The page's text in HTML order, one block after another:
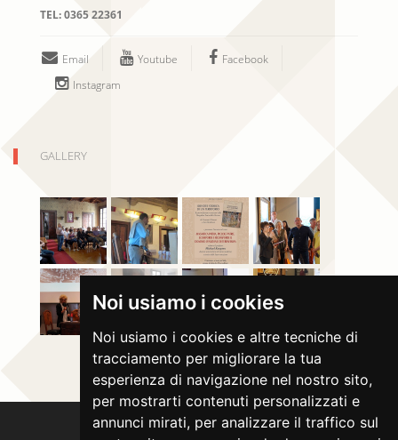
Noi usiamo i cookies
Noi usiamo i cookies e altre tecniche di
tracciamento per migliorare la tua
esperienza di navigazione nel nostro sito,
per mostrarti contenuti personalizzati e
annunci mirati, per analizzare il traffico sul
TEL:0365 22361
Email Youtube
Facebook
Instagram
GALLERY